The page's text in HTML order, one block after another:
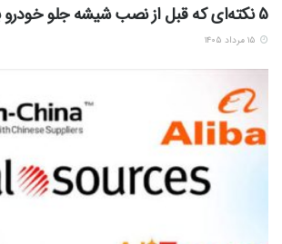
5 نکته‌ای که قبل از نصب شیشه جلو خودرو باید بدانید